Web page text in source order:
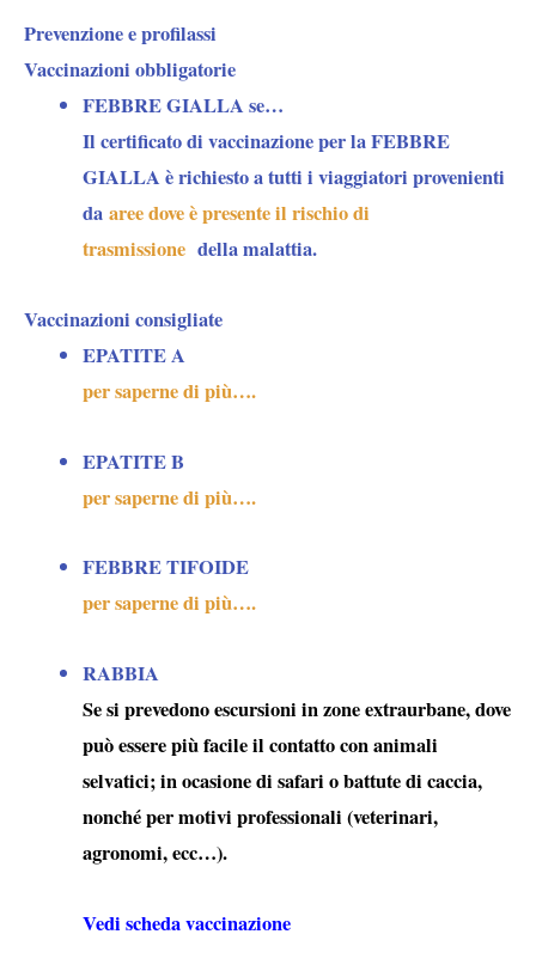
Prevenzione e profilassi
Vaccinazioni obbligatorie
FEBBRE GIALLA se…
Il certificato di vaccinazione per la FEBBRE
GIALLA è richiesto a tutti i viaggiatori provenienti
daaree dove è presente il rischio di
trasmissione della malattia.
Vaccinazioni consigliate
EPATITE A
per saperne di più….
EPATITE B
per saperne di più….
FEBBRE TIFOIDE
per saperne di più….
RABBIA
Se si prevedono escursioni in zone extraurbane, dove
può essere più facile il contatto con animali
selvatici; in ocasione di safari o battute di caccia,
nonché per motivi professionali (veterinari,
agronomi, ecc…).
Vedi scheda vaccinazione